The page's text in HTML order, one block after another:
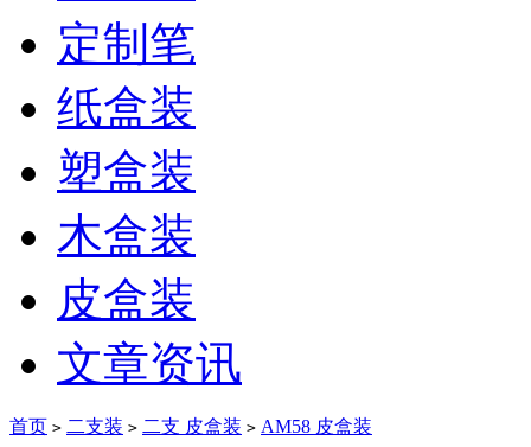
定制笔
纸盒装
塑盒装
木盒装
皮盒装
文章资讯
首页 > 二支装 > 二支 皮盒装 > AM58 皮盒装